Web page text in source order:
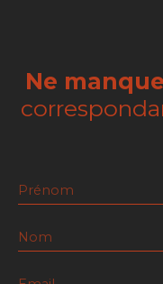
Ne
Prénom
Nom